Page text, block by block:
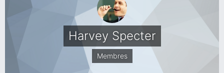
Harvey Specter
Membres